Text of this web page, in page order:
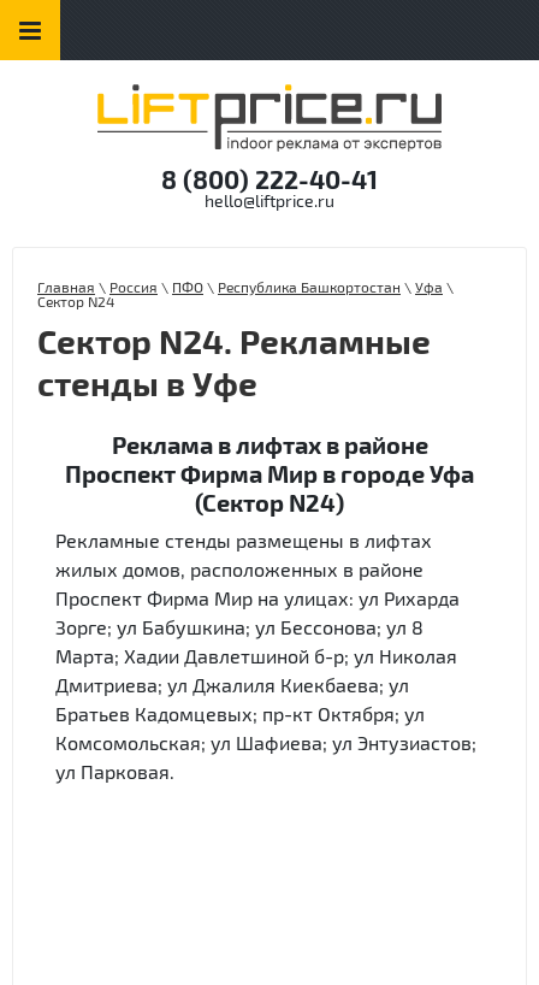
8 (800) 222-40-41
hello@liftprice.ru
Главная \ Россия \ ПФО \ Республика Башкортостан \ Уфа \
Сектор N24
Сектор N24. Рекламные
стенды в Уфе